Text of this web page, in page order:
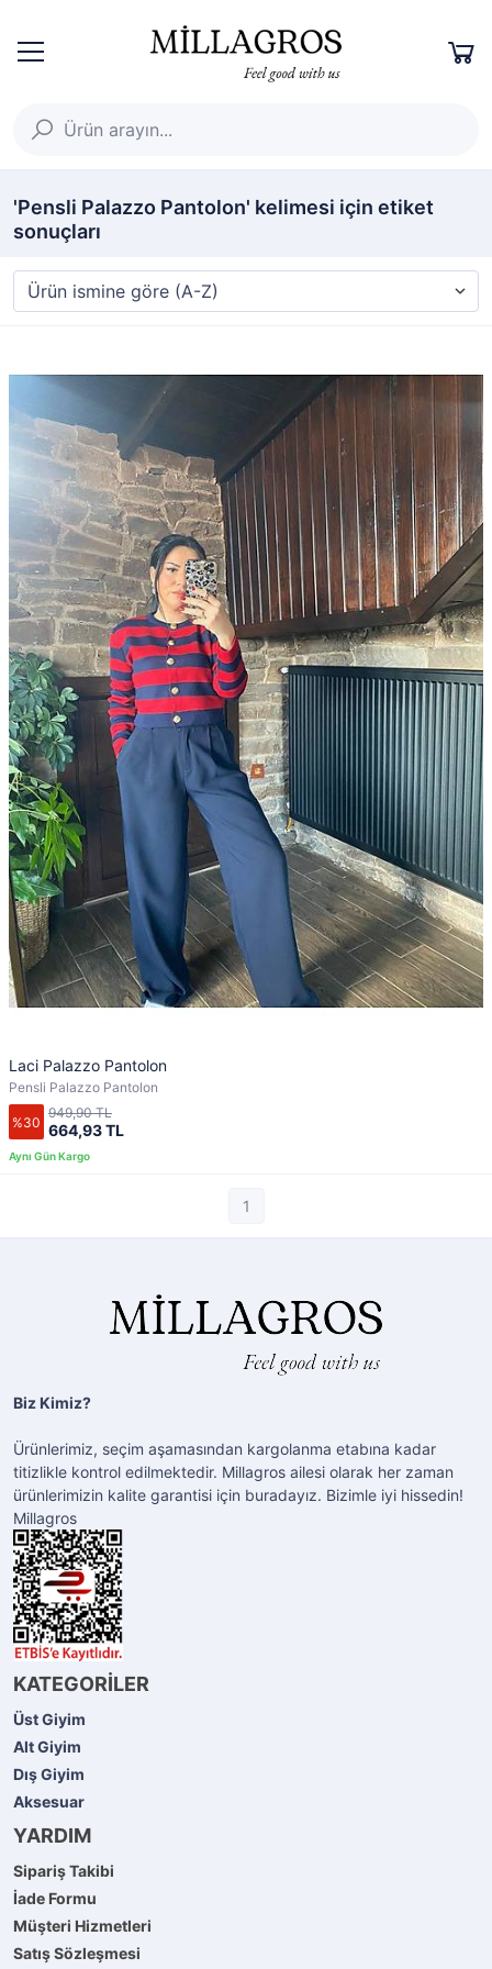
'Pensli Palazzo Pantolon' kelimesi için etiket
sonuçları
Laci Palazzo Pantolon
Pensli Palazzo Pantolon
%30 664,93 TL
949,90 TL
1
Biz Kimiz?
Ürünlerimiz, seçim aşamasından kargolanma etabına kadar
titizlikle kontrol edilmektedir. Millagros ailesi olarak her zaman
ürünlerimizin kalite garantisi için buradayız. Bizimle iyi hissedin!
Millagros
KATEGORİLER
Üst Giyim
Alt Giyim
Dış Giyim
Aksesuar
YARDIM
Sipariş Takibi
İade Formu
Müşteri Hizmetleri
Satış Sözleşmesi